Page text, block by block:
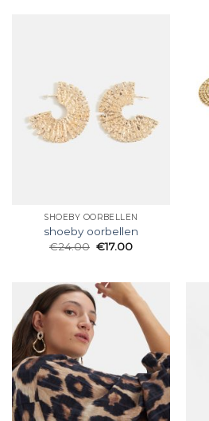
SHOEBY OORBELLEN
shoeby oorbellen
€24.00 €17.00